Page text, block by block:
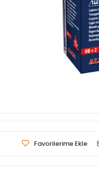
Favorilerime Ekle